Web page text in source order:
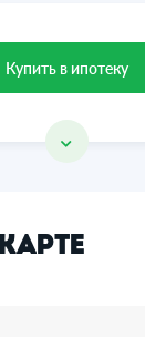
Купить в ипотеку